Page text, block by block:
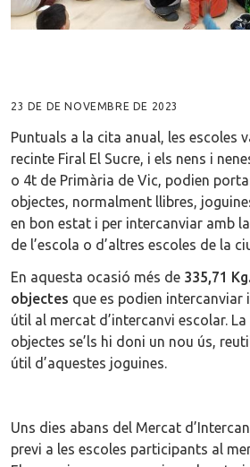
23 DE DE NOVEMBRE DE 2023
Puntuals a la cita anual, les escoles
recinte Firal El Sucre, i els nens i
o 4t de Primària de Vic, podien
objectes, normalment llibres,
en bon estat i per intercanviar amb
de l’escola o d’altres escoles de la
En aquesta ocasió més de 335,71
objectes que es podien intercanviar i
útil al mercat d’intercanvi escolar.
objectes se’ls hi doni un nou ús,
útil d’aquestes joguines.
Uns dies abans del Mercat
previ a les escoles participants al